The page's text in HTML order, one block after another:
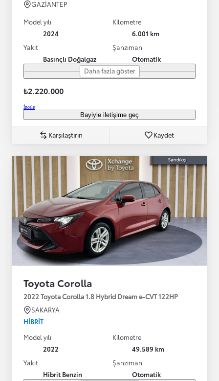
GAZİANTEP
Model yılı
2024
Kilometre
6.001 km
Yakıt
Basınçlı Doğalgaz
Şanzıman
Otomatik
Daha fazla göster
₺2.220.000
İncele
Bayiyle iletişime geç
Karşılaştırın Kaydet
Toyota Corolla
2022 Toyota Corolla 1.8 Hybrid Dream e-CVT 122HP
SAKARYA
HIBRIT
Model yılı
2022
Kilometre
49.589 km
Yakıt
Hibrit Benzin
Şanzıman
Otomatik